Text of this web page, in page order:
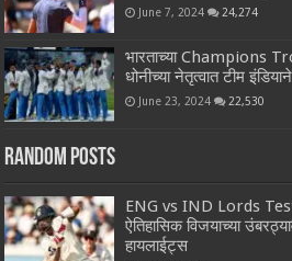
June 7, 2024 24,274
भारताच्या Champions
धोनीच्या नेतृत्वात टीम
June 23, 2024 22,530
Random Posts
ENG vs IND Lords
ऐतिहासिक विजयाच्या
हायलाईट्स